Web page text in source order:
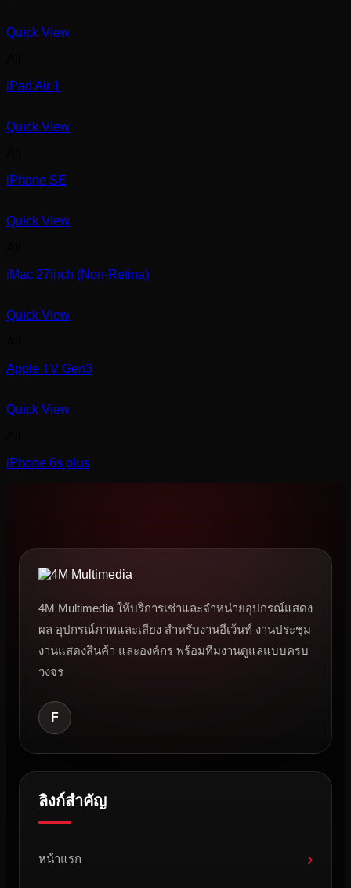
Quick View
iPad Air 1
Quick View
iPhone SE
Quick View
iMac 27inch (Non-Retina)
Quick View
Apple TV Gen3
Quick View
iPhone 6s plus
4M Multimedia ให้บริการเช่าและจำหน่ายอุปกรณ์แสดง
ผล อุปกรณ์ภาพและเสียง สำหรับงานอีเว้นท์ งานประชุม
งานแสดงสินค้า และองค์กร พร้อมทีมงานดูแลแบบครบ
วงจร
F
ลิงก์สำคัญ
หน้าแรก ›